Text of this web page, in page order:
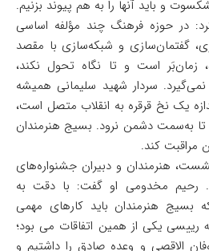
و باید آنها را به هم پیوند بزنیم.‌
در حوزه فرهنگ چند مؤلفه اساسی
گفتمان‌سازی و شبکه‌سازی با مقصد
زمان‌بَر است و تا نگاه تحول نکند،
سردار شهید سلیمانی همیشه
یک نخ قرقره به انقلاب متصل است،
تا به‌سمت دشمن نرود. بسیج هنرمندان
مراقبت کند.
هنرمندان و دبیران جشنواره‌های
رحیم مخدومی او گفت: با دقت به
بسیج هنرمندان باید کارهای مهمی
رییسی یکی از همین اتفاقات می بود؛
الاقصی و وعده صادق را داشتیم و